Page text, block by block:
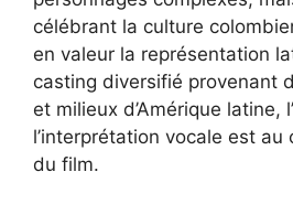
célébrant la culture
en valeur la représentation
casting diversifié provenant
et milieux d’Amérique latine,
l’interprétation vocale est
du film.